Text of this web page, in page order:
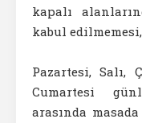
kapalı
kabul
Pazartesi, Salı,
Cumartesi
arasında